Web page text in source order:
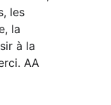
les
la
à la
AA